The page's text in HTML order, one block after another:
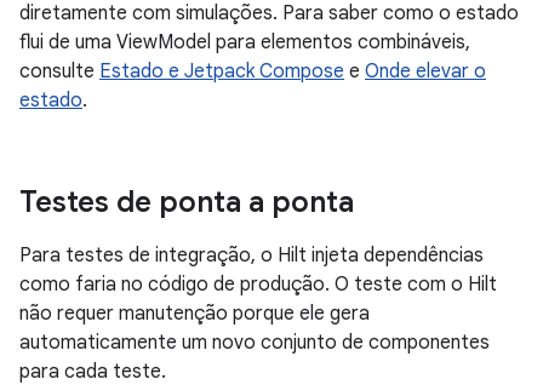
diretamente com simulações. Para saber como o estado
flui de uma ViewModel para elementos combináveis,
consulte Estado e Jetpack Compose e Onde elevar o
estado.
Testes de ponta a ponta
Para testes de integração, o Hilt injeta dependências
como faria no código de produção. O teste com o Hilt
não requer manutenção porque ele gera
automaticamente um novo conjunto de componentes
para cada teste.